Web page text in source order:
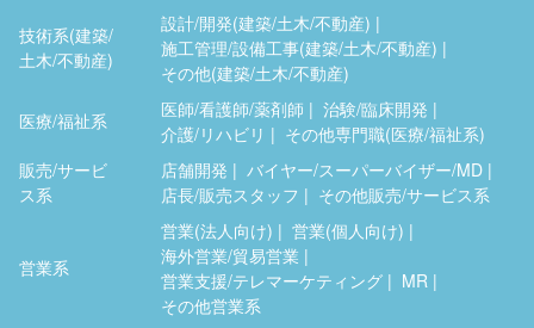
技術系(建築/
土木/不動産)
設計/開発(建築/土木/不動産)
施工管理/設備工事(建築/土木/不動産)
その他(建築/土木/不動産)
医療/福祉系
医師/看護師/薬剤師
治験/臨床開発
介護/リハビリ
その他専門職(医療/福祉系)
販売/サービ
ス系
店舗開発
バイヤー/スーパーバイザー/MD
店長/販売スタッフ
その他販売/サービス系
営業系
営業(法人向け)
営業(個人向け)
海外営業/貿易営業
営業支援/テレマーケティング
MR
その他営業系